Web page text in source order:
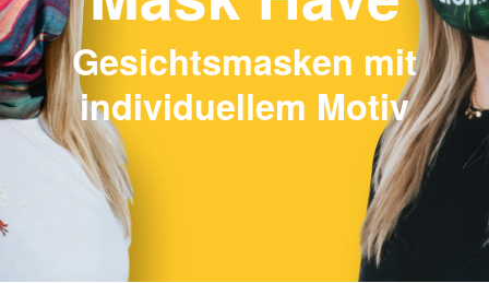
Gesichtsmasken mit
individuellem Motiv